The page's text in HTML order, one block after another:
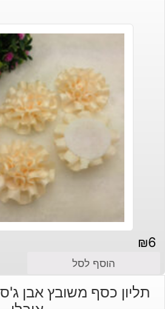
₪6
הוסף לסל
תליון כסף משובץ אבן